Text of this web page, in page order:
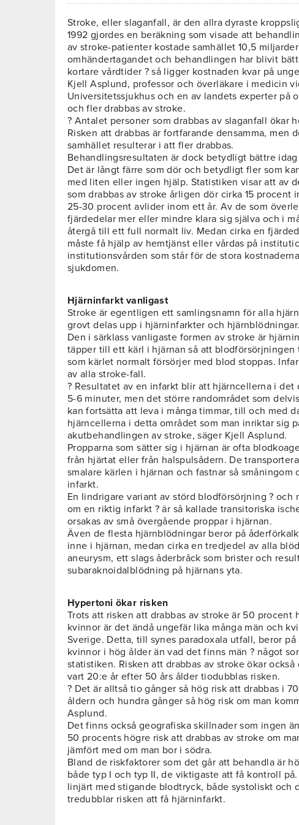
Stroke, eller slaganfall, är den allra dyraste
1992 gjordes en beräkning som visade att
av stroke-patienter kostade samhället 10,5
omhändertagandet och behandlingen har blivit
kortare vårdtider ? så ligger kostnaden kvar på
Kjell Asplund, professor och överläkare i medicin
Universitetssjukhus och en av landets experter på
och fler drabbas av stroke.
? Antalet personer som drabbas av slaganfall ökar
Risken att drabbas är fortfarande densamma, men
samhället resulterar i att fler drabbas.
Behandlingsresultaten är dock betydligt bättre
Det är långt färre som dör och betydligt fler som
med liten eller ingen hjälp. Statistiken visar att av
som drabbas av stroke årligen dör cirka 15 procent
25-30 procent avlider inom ett år. Av de som
fjärdedelar mer eller mindre klara sig själva och i
återgå till ett full normalt liv. Medan cirka en
måste få hjälp av hemtjänst eller vårdas på
institutionsvården som står för de stora
sjukdomen.
Hjärninfarkt vanligast
Stroke är egentligen ett samlingsnamn för alla
grovt delas upp i hjärninfarkter och hjärnblödningar.
Den i särklass vanligaste formen av stroke är
täpper till ett kärl i hjärnan så att blodförsörjningen
som kärlet normalt försörjer med blod stoppas.
av alla stroke-fall.
? Resultatet av en infarkt blir att hjärncellerna i det
5-6 minuter, men det större randområdet som
kan fortsätta att leva i många timmar, till och med
hjärncellerna i detta området som man inriktar sig
akutbehandlingen av stroke, säger Kjell Asplund.
Propparna som sätter sig i hjärnan är ofta
från hjärtat eller från halspulsådern. De
smalare kärlen i hjärnan och fastnar så
infarkt.
En lindrigare variant av störd blodförsörjning ? och
om en riktig infarkt ? är så kallade transitoriska
orsakas av små övergående proppar i hjärnan.
Även de flesta hjärnblödningar beror på
inne i hjärnan, medan cirka en tredjedel av alla
aneurysm, ett slags åderbråck som brister och
subaraknoidalblödning på hjärnans yta.
Hypertoni ökar risken
Trots att risken att drabbas av stroke är 50 procent
kvinnor är det ändå ungefär lika många män och
Sverige. Detta, till synes paradoxala utfall, beror
kvinnor i hög ålder än vad det finns män ? något
statistiken. Risken att drabbas av stroke ökar
vart 20:e år efter 50 års ålder tiodubblas risken.
? Det är alltså tio gånger så hög risk att drabbas i
åldern och hundra gånger så hög risk om man
Asplund.
Det finns också geografiska skillnader som ingen
50 procents högre risk att drabbas av stroke om
jämfört med om man bor i södra.
Bland de riskfaktorer som det går att behandla är
både typ I och typ II, de viktigaste att få kontroll
linjärt med stigande blodtryck, både systoliskt och
tredubblar risken att få hjärninfarkt.